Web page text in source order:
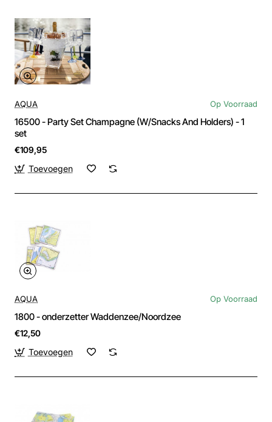
AQUA Op Voorraad
16500 - Party Set Champagne (W/Snacks And Holders) - 1
set
€109,95
Toevoegen
AQUA Op Voorraad
1800 - onderzetter Waddenzee/Noordzee
€12,50
Toevoegen